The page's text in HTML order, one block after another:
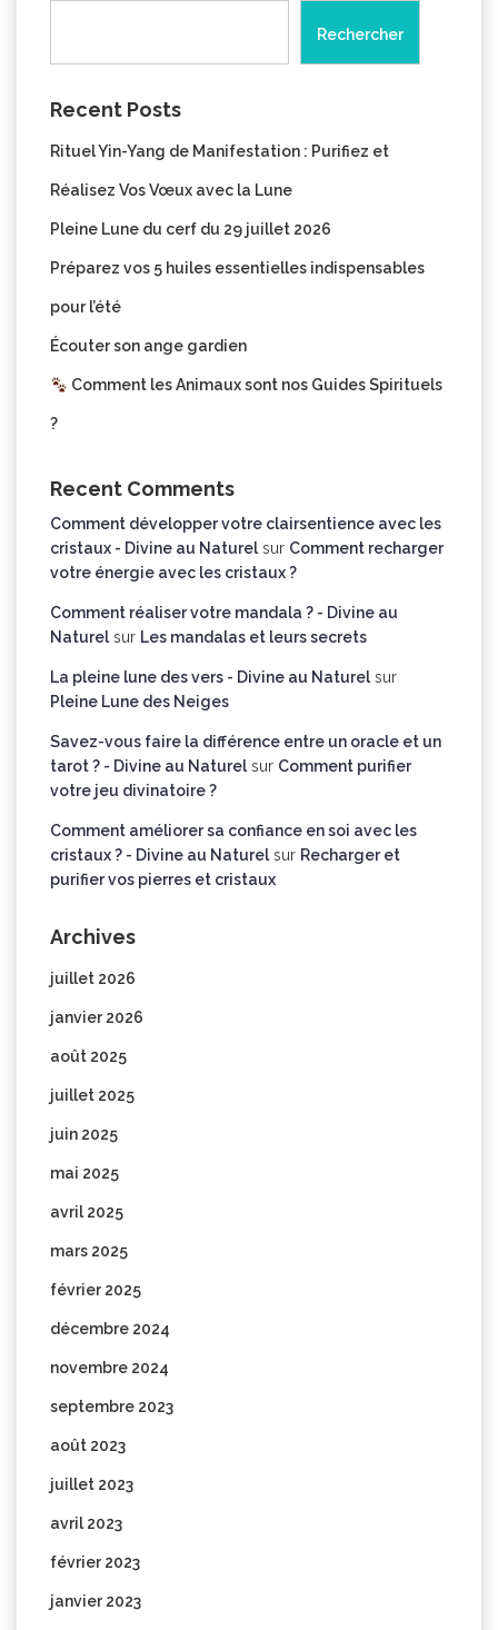
Rechercher
Recent Posts
Rituel Yin-Yang de Manifestation : Purifiez et
Réalisez Vos Vœux avec la Lune
Pleine Lune du cerf du 29 juillet 2026
Préparez vos 5 huiles essentielles indispensables
pour l’été
Écouter son ange gardien
Comment les Animaux sont nos Guides Spirituels
?
Recent Comments
Comment développer votre clairsentience avec les
cristaux - Divine au Naturelsur Comment recharger
votre énergie avec les cristaux ?
Comment réaliser votre mandala ? - Divine au
Naturelsur Les mandalas et leurs secrets
La pleine lune des vers - Divine au Naturelsur
Pleine Lune des Neiges
Savez-vous faire la différence entre un oracle et un
tarot ? - Divine au Naturelsur Comment purifier
votre jeu divinatoire ?
Comment améliorer sa confiance en soi avec les
cristaux ? - Divine au Naturelsur Recharger et
purifier vos pierres et cristaux
Archives
juillet 2026
janvier 2026
août 2025
juillet 2025
juin 2025
mai 2025
avril 2025
mars 2025
février 2025
décembre 2024
novembre 2024
septembre 2023
août 2023
juillet 2023
avril 2023
février 2023
janvier 2023